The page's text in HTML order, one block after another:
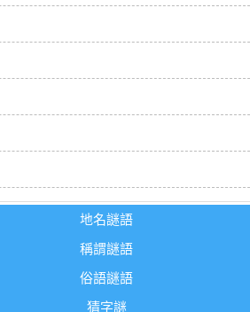
地名謎語
稱謂謎語
俗語謎語
猜字謎